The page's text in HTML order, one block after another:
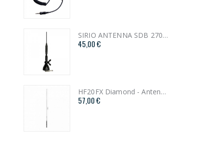
SIRIO ANTENNA SDB 270 BLACK SL
45,00 €
HF20FX Diamond - Antenna veicolare HF monobanda 20MT
57,00 €